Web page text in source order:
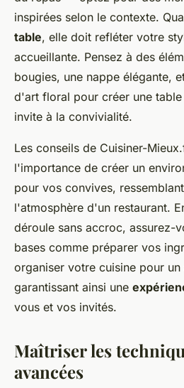
inspirées selon le contexte.
table, elle doit refléter votre
accueillante. Pensez à des
bougies, une nappe élégante,
d'art floral pour créer une
invite à la convivialité.
Les conseils de Cuisiner-
l'importance de créer un
pour vos convives,
l'atmosphère d'un restaurant.
déroule sans accroc, assurez-
bases comme préparer vos
organiser votre cuisine pour
garantissant ainsi une
vous et vos invités.
Maîtriser les
avancées